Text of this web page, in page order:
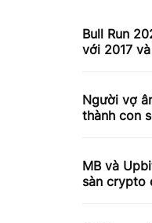
Bull Run
với 2017
Người vợ
thành con
MB và
sàn crypto